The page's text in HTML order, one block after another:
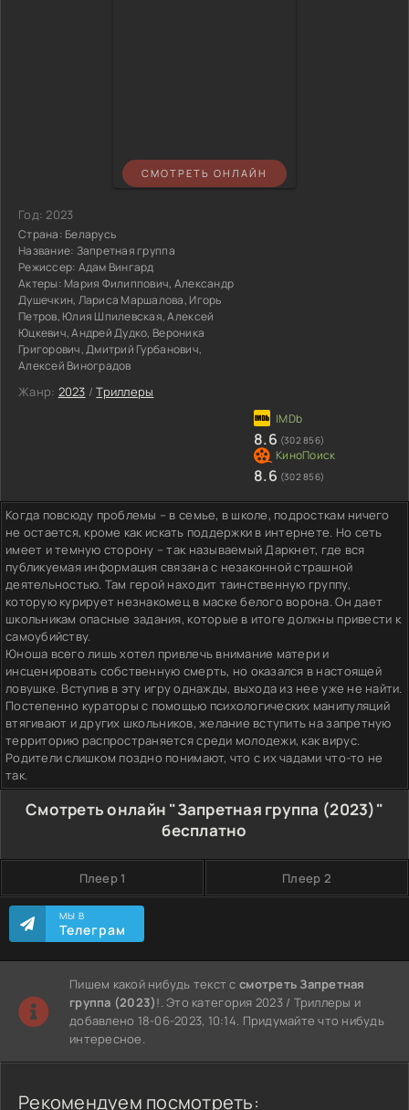
СМОТРЕТЬ ОНЛАЙН
Год:2023
Страна: Беларусь
Название: Запретная группа
Режиссер: Адам Вингард
Актеры: Мария Филиппович, Александр
Душечкин, Лариса Маршалова, Игорь
Петров, Юлия Шпилевская, Алексей
Юцкевич, Андрей Дудко, Вероника
Григорович, Дмитрий Гурбанович,
Алексей Виноградов
Жанр: 2023 /Триллеры
8.6 (302 856)
8.6 (302 856)
Когда повсюду проблемы – в семье, в школе, подросткам ничего
не остается, кроме как искать поддержки в интернете. Но сеть
имеет и темную сторону – так называемый Даркнет, где вся
публикуемая информация связана с незаконной страшной
деятельностью. Там герой находит таинственную группу,
которую курирует незнакомец в маске белого ворона. Он дает
школьникам опасные задания, которые в итоге должны привести к
самоубийству.
Юноша всего лишь хотел привлечь внимание матери и
инсценировать собственную смерть, но оказался в настоящей
ловушке. Вступив в эту игру однажды, выхода из нее уже не найти.
Постепенно кураторы с помощью психологических манипуляций
втягивают и других школьников, желание вступить на запретную
территорию распространяется среди молодежи, как вирус.
Родители слишком поздно понимают, что с их чадами что-то не
так.
Смотреть онлайн "Запретная группа (2023)"
бесплатно
Плеер 1 Плеер 2
МЫ В
Телеграм
Пишем какой нибудь текст ссмотреть Запретная
группа (2023)!. Это категория 2023 / Триллеры и
добавлено 18-06-2023, 10:14. Придумайте что нибудь
интересное.
Рекомендуем посмотреть: